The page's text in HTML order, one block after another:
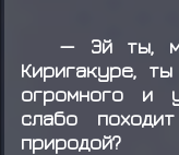
— Эй ты,
Киригакуре,
огромного и
слабо
природой?